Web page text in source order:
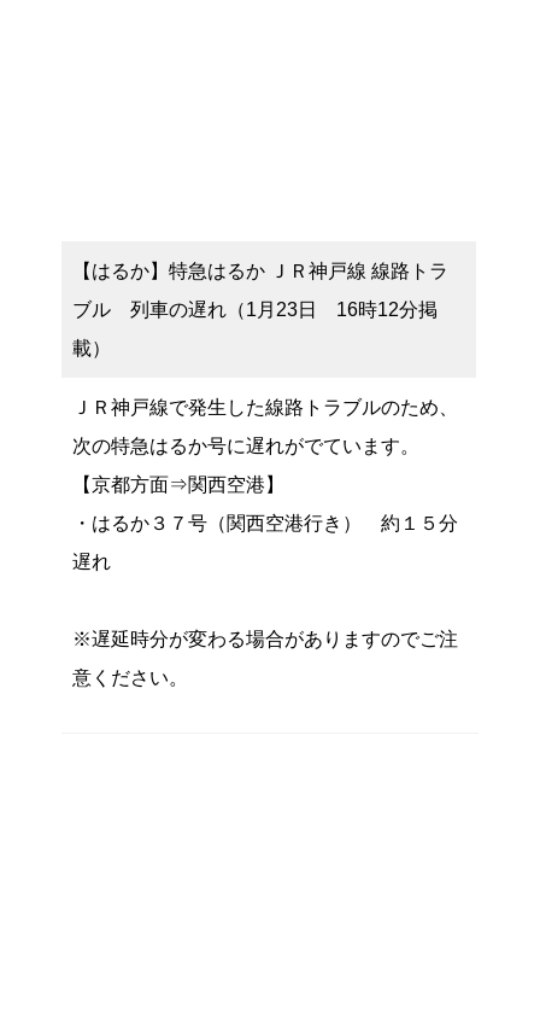
【はるか】特急はるか ＪＲ神戸線 線路トラ
ブル 列車の遅れ（1月23日 16時12分掲
載）
ＪＲ神戸線で発生した線路トラブルのため、
次の特急はるか号に遅れがでています。
【京都方面⇒関西空港】
・はるか３７号（関西空港行き） 約１５分
遅れ
※遅延時分が変わる場合がありますのでご注
意ください。